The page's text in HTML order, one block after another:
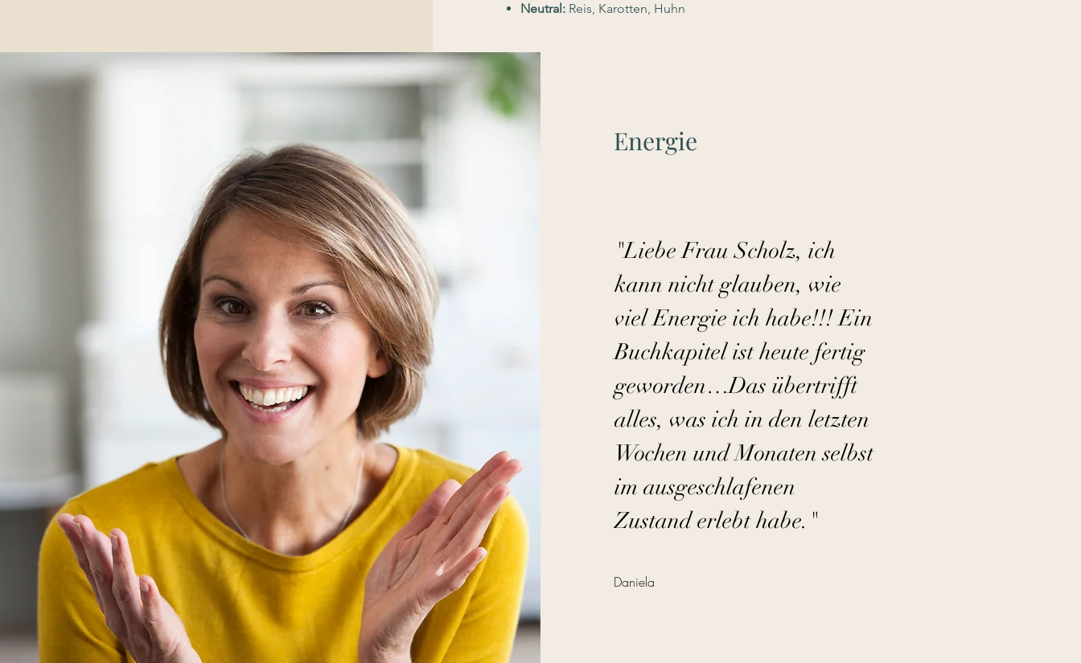
Neutral:Reis, Karotten, Huhn
Energie
"Liebe Frau Scholz, ich
kann nicht glauben, wie
viel Energie ich habe!!! Ein
Buchkapitel ist heute fertig
geworden…Das übertrifft
alles, was ich in den letzten
Wochen und Monaten selbst
im ausgeschlafenen
Zustand erlebt habe."
Daniela